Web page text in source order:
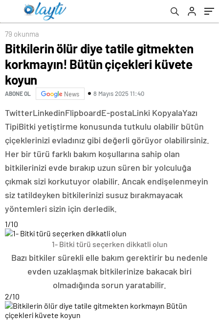
79 okunma
Bitkilerin ölür diye tatile gitmekten
korkmayın! Bütün çiçekleri küvete
koyun
ABONE OL News 8 Mayıs 2025 11:40
TwitterLinkedinFlipboardE-postaLinki KopyalaYazı
TipiBitki yetiştirme konusunda tutkulu olabilir bütün
çiçeklerinizi evladınız gibi değerli görüyor olabilirsiniz.
Her bir türü farklı bakım koşullarına sahip olan
bitkilerinizi evde bırakıp uzun süren bir yolculuğa
çıkmak sizi korkutuyor olabilir. Ancak endişelenmeyin
siz tatildeyken bitkilerinizi susuz bırakmayacak
yöntemleri sizin için derledik.
1/10
1- Bitki türü seçerken dikkatli olun
Bazı bitkiler sürekli elle bakım gerektirir bu nedenle
evden uzaklaşmak bitkilerinize bakacak biri
olmadığında sorun yaratabilir.
2/10